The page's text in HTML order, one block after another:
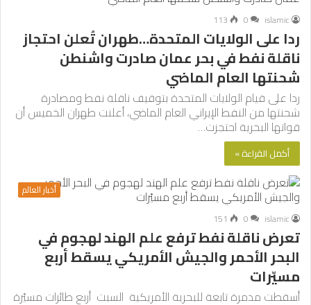
islamic
0
113
ردا على الولايات المتحدة…طهران تُعلن احتجاز
ناقلة نفط في بحر عمان صادرت واشنطن
شحنتها العام الماضي
ردا على قيام الولايات المتحدة بتوقيف ناقلة نفط ومصادرة
شحنتها من النفط الإيراني العام الماضي، أعلنت طهران الخميس أن
قواتها البحرية احتجزت…
أكمل القراءة »
أخبار العالم
islamic
0
151
تعرض ناقلة نفط ترفع علم الهند لهجوم في
البحر الأحمر والجيش الأمريكي يسقط أربع
مسيّرات
أسقطت مدمرة تابعة للبحرية الأمريكية السبت أربع طائرات مسيّرة